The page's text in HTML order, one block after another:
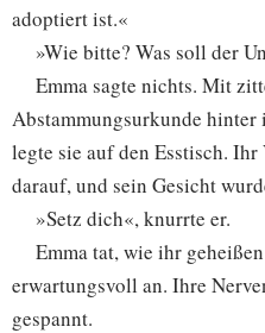
adoptiert ist.«
»Wie bitte? Was soll der
Emma sagte nichts. Mit
Abstammungsurkunde
legte sie auf den Esstisch.
darauf, und sein Gesicht
»Setz dich«, knurrte er.
Emma tat, wie ihr
erwartungsvoll an. Ihre
gespannt.